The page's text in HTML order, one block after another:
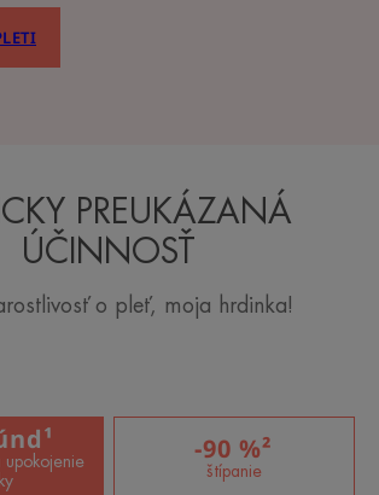
PREUKÁZANÁ
ÚČINNOSŤ
o pleť, moja hrdinka!
upokojenie
-90 %²
štípanie